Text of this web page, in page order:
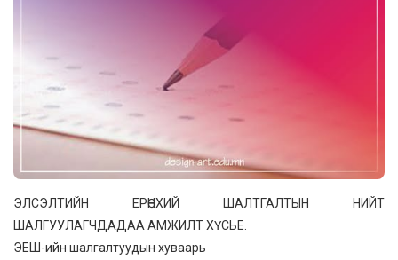
ЭЛСЭЛТИЙН ЕРӨНХИЙ ШАЛТГАЛТЫН НИЙТ
ШАЛГУУЛАГЧДАДАА АМЖИЛТ ХҮСЬЕ.
ЭЕШ-ийн шалгалтуудын хуваарь